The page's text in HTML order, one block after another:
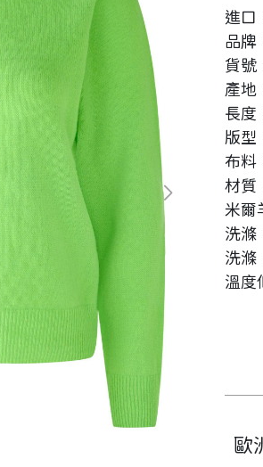
進口
品牌
貨
產地
長度
版型
布料
材質
米爾
洗滌
洗
溫
歐